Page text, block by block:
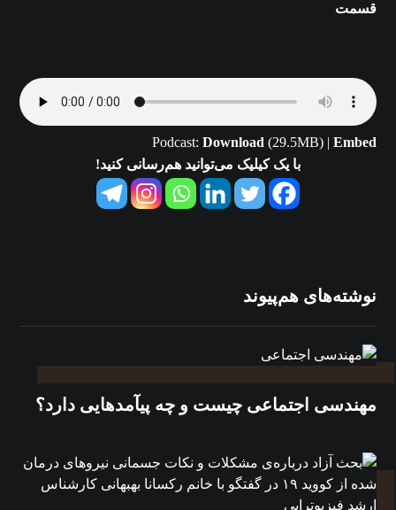
قسمت
Podcast: Download (29.5MB) | Embed
با یک کیلیک می‌توانید هم‌رسانی کنید!
نوشته‌های هم‌پیوند
مهندسی اجتماعی چیست و چه پیآمدهایی دارد؟